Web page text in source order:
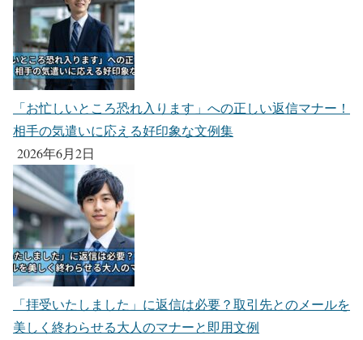
「お忙しいところ恐れ入ります」への正しい返信マナー！
相手の気遣いに応える好印象な文例集
2026年6月2日
「拝受いたしました」に返信は必要？取引先とのメールを
美しく終わらせる大人のマナーと即用文例